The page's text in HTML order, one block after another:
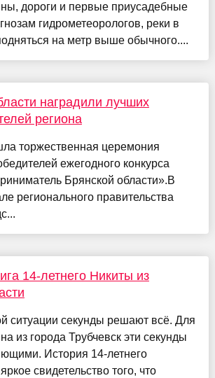
дороги и первые приусадебные
гидрометеорологов, реки в
на метр выше обычного....
наградили лучших
региона
торжественная церемония
ежегодного конкурса
Брянской области».В
регионального правительства
14-летнего Никиты из
ситуации секунды решают всё. Для
из города Трубчевск эти секунды
История 14-летнего
свидетельство того, что